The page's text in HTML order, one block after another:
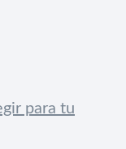
para tu